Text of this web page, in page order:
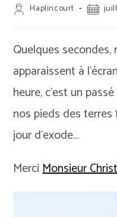
Auteur/autrice
de
Haplincourt
publiée :
Quelques
apparaissent à
heure, c’est un
nos pieds des terres
jour d’exode…
MerciMonsieur